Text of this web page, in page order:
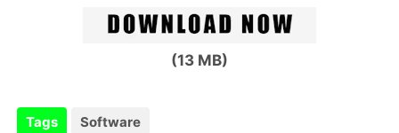
(13 MB)
Tags Software